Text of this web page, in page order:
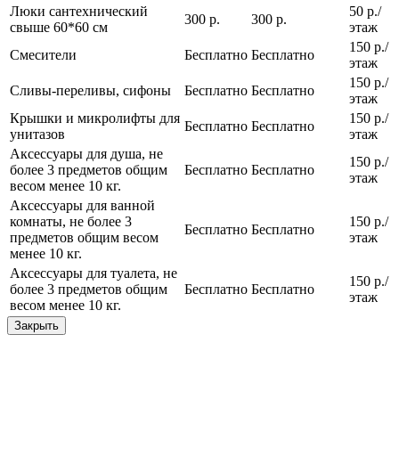
Люки сантехнический
свыше 60*60 см
300 р. 300 р.
50 р./
этаж
Смесители
Бесплатно Бесплатно
150 р./
этаж
Сливы-переливы, сифоны
Бесплатно Бесплатно
150 р./
этаж
Крышки и микролифты для
унитазов
Бесплатно Бесплатно
150 р./
этаж
Аксессуары для душа, не
более 3 предметов общим
весом менее 10 кг.
Бесплатно Бесплатно
150 р./
этаж
Аксессуары для ванной
комнаты, не более 3
предметов общим весом
менее 10 кг.
Бесплатно Бесплатно
150 р./
этаж
Аксессуары для туалета, не
более 3 предметов общим
весом менее 10 кг.
Бесплатно Бесплатно
150 р./
этаж
Закрыть